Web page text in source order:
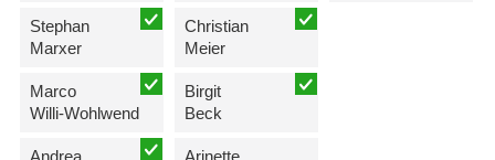
Stephan
Marxer
Marco
Willi-Wohlwend
Andrea
Christian
Meier
Birgit
Beck
Arinette